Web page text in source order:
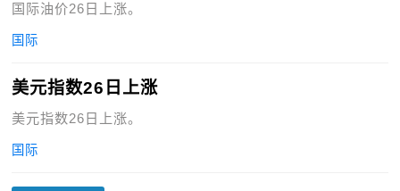
国际油价26日上涨。
国际
美元指数26日上涨
美元指数26日上涨。
国际